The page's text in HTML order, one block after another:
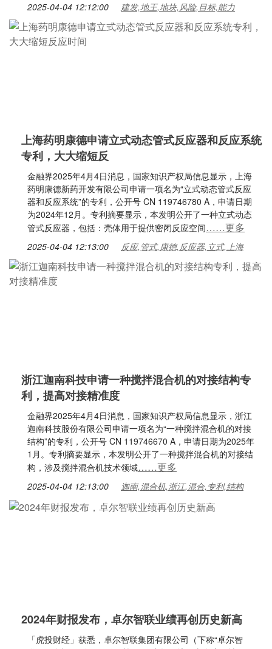
2025-04-04 12:12:00 建发,地王,地块,风险,目标,能力
上海药明康德申请立式动态管式反应器和反应系统
专利，大大缩短反
金融界2025年4月4日消息，国家知识产权局信息显示，上海
药明康德新药开发有限公司申请一项名为“立式动态管式反应
器和反应系统”的专利，公开号 CN 119746780 A，申请日期
为2024年12月。专利摘要显示，本发明公开了一种立式动态
管式反应器，包括：壳体用于提供密闭反应空间……更多
2025-04-04 12:13:00 反应,管式,康德,反应器,立式,上海
浙江迦南科技申请一种搅拌混合机的对接结构专
利，提高对接精准度
金融界2025年4月4日消息，国家知识产权局信息显示，浙江
迦南科技股份有限公司申请一项名为“一种搅拌混合机的对接
结构”的专利，公开号 CN 119746670 A，申请日期为2025年
1月。专利摘要显示，本发明公开了一种搅拌混合机的对接结
构，涉及搅拌混合机技术领域……更多
2025-04-04 12:13:00 迦南,混合机,浙江,混合,专利,结构
2024年财报发布，卓尔智联业绩再创历史新高
「虎投财经」获悉，卓尔智联集团有限公司（下称“卓尔智